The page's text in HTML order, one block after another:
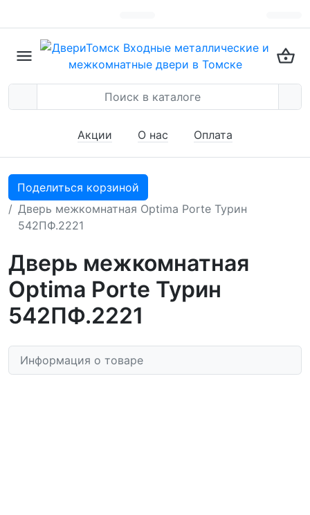
Акции О нас Оплата
Поделиться корзиной
Дверь межкомнатная Optima Porte Турин
542ПФ.2221
Дверь межкомнатная
Optima Porte Турин
542ПФ.2221
Информация о товаре